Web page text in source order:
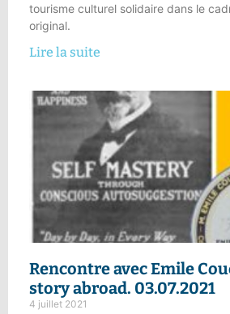
tourisme culturel solidaire dans le
original.
Lire la suite
Rencontre avec Emile
story abroad. 03.07.2021
4 juillet 2021